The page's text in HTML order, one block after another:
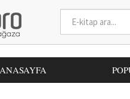
ANASAYFA